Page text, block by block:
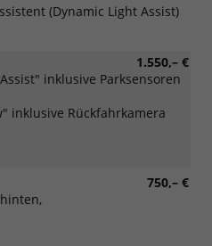
(Dynamic Light Assist)
1.550,– €
inklusive Parksensoren
inklusive Rückfahrkamera
750,– €